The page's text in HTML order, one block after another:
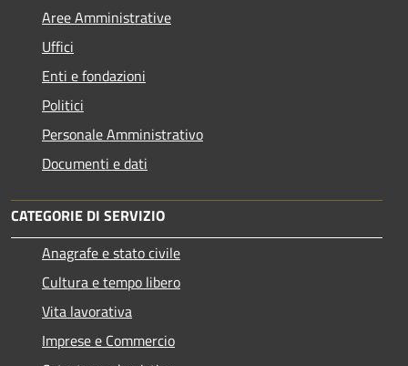
Aree Amministrative
Uffici
Enti e fondazioni
Politici
Personale Amministrativo
Documenti e dati
CATEGORIE DI SERVIZIO
Anagrafe e stato civile
Cultura e tempo libero
Vita lavorativa
Imprese e Commercio